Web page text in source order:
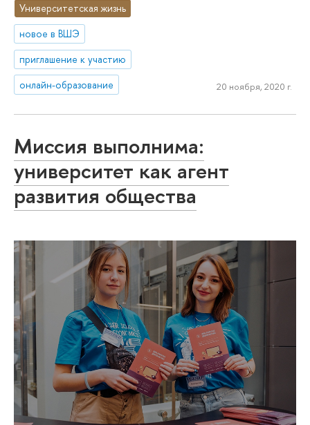
Университетская жизнь
новое в ВШЭ
приглашение к участию
онлайн-образование
20 ноября, 2020 г.
Миссия выполнима:
университет как агент
развития общества